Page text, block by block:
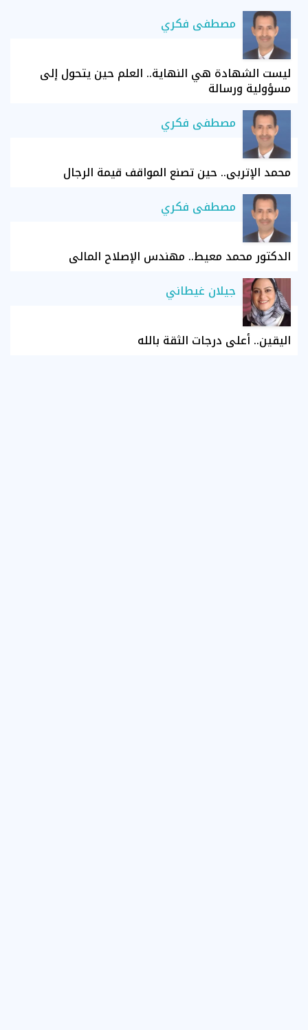
مصطفى فكري
ليست الشهادة هي النهاية.. العلم حين يتحول إلى
مسؤولية ورسالة
مصطفى فكري
محمد الإتربي.. حين تصنع المواقف قيمة الرجال
مصطفى فكري
الدكتور محمد معيط.. مهندس الإصلاح المالي
جيلان غيطاني
اليقين.. أعلى درجات الثقة بالله